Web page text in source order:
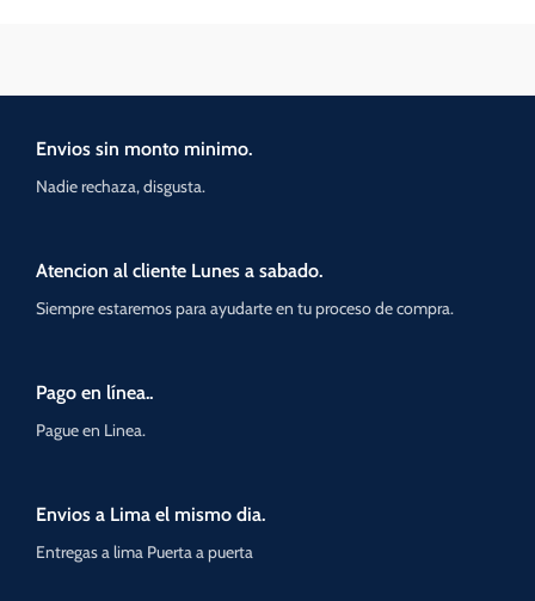
Envios sin monto minimo.
Nadie rechaza, disgusta.
Atencion al cliente Lunes a sabado.
Siempre estaremos para ayudarte en tu proceso de compra.
Pago en línea..
Pague en Linea.
Envios a Lima el mismo dia.
Entregas a lima Puerta a puerta